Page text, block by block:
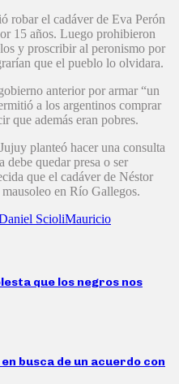
robar el cadáver de Eva Perón
15 años. Luego prohibieron
y proscribir al peronismo por
que el pueblo lo olvidara.
anterior por armar “un
a los argentinos comprar
que además eran pobres.
planteó hacer una consulta
quedar presa o ser
que el cadáver de Néstor
en Río Gallegos.
ScioliMauricio
que los negros nos
busca de un acuerdo con